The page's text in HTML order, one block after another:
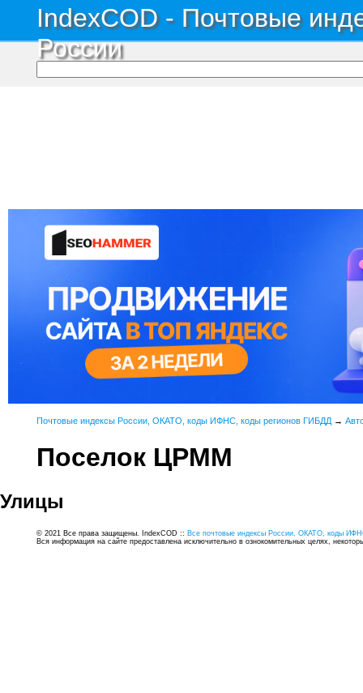
IndexCOD - Почтовые
России
Почтовые индексы России, ОКАТО, коды ИФНС, коды регионов ГИБДД →
Поселок ЦРММ
Улицы
© 2021 Все права защищены. IndexCOD :: Все почтовые индексы России, ОКАТО, коды
Вся информация на сайте предоставлена исключительно в ознокомительных целях,